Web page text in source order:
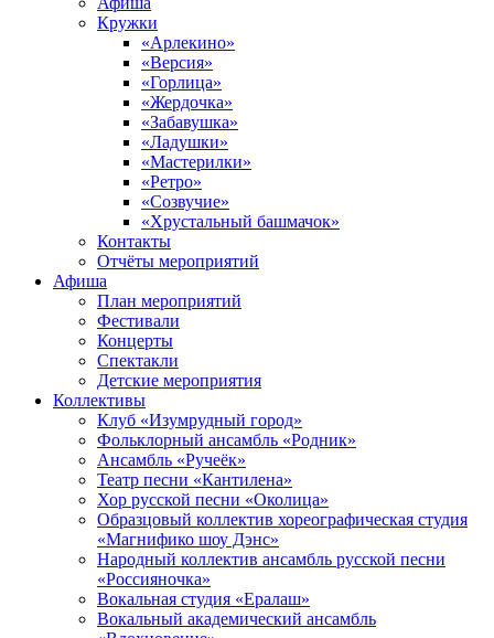
Кружки
«Арлекино»
«Версия»
«Горлица»
«Жердочка»
«Забавушка»
«Ладушки»
«Мастерилки»
«Ретро»
«Созвучие»
«Хрустальный башмачок»
Контакты
Отчёты мероприятий
Афиша
План мероприятий
Фестивали
Концерты
Спектакли
Детские мероприятия
Коллективы
Клуб «Изумрудный город»
Фольклорный ансамбль «Родник»
Ансамбль «Ручеёк»
Театр песни «Кантилена»
Хор русской песни «Околица»
Образцовый коллектив хореографическая студия
«Магнифико шоу Дэнс»
Народный коллектив ансамбль русской песни
«Россияночка»
Вокальная студия «Ералаш»
Вокальный академический ансамбль